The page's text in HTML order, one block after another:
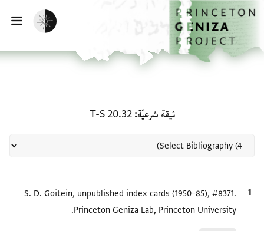
إلى المحتوى الرئيسي
الرئيسية
تفعيل الوضع المظلم
ثيقة شرعيّة T-S 20.32
الاقتباس المرجعيS. D. Goitein, unpublished index cards (1950–85),#8371
Princeton Geniza Lab, Princeton University.